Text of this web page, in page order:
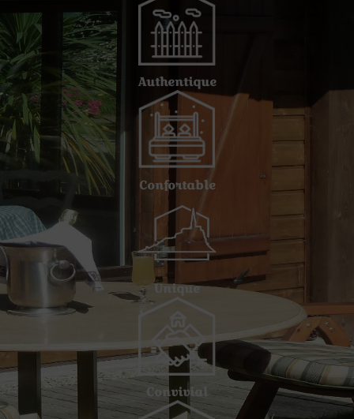
Authentique
Confortable
Unique
Convivial